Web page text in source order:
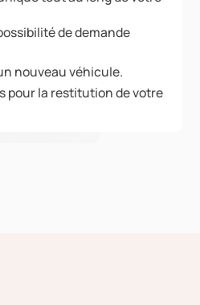
de demande
nouveau véhicule.
pour la restitution de votre